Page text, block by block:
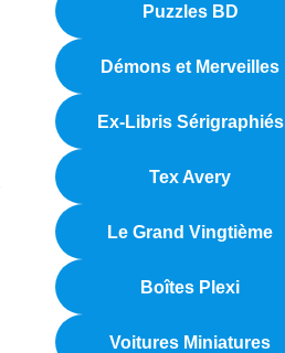
Puzzles BD
Démons et Merveilles
Ex-Libris Sérigraphiés
Tex Avery
Le Grand Vingtième
Boîtes Plexi
Voitures Miniatures